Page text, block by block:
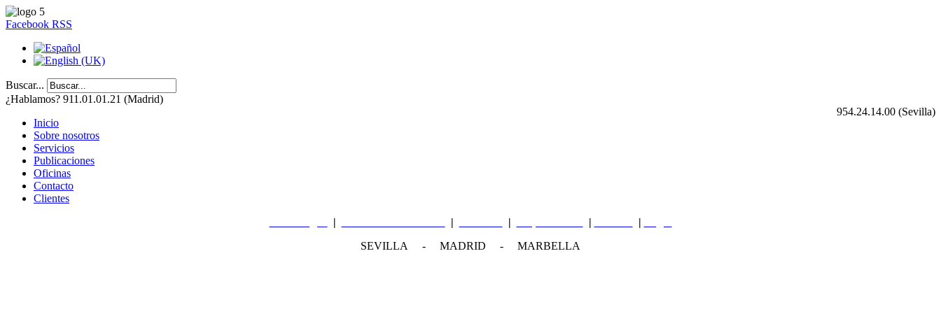
Facebook RSS
Buscar...
¿Hablamos? 911.01.01.21 (Madrid)
954.24.14.00 (Sevilla)
Inicio
Sobre nosotros
Servicios
Publicaciones
Oficinas
Contacto
Clientes
| | | | |
SEVILLA - MADRID - MARBELLA